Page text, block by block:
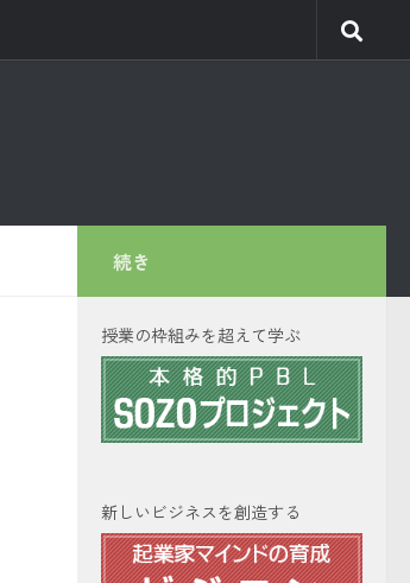
続き
授業の枠組みを超えて学ぶ
新しいビジネスを創造する